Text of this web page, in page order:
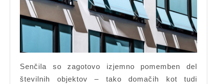
Senčila so zagotovo izjemno pomemben del
številnih objektov – tako domačih kot tudi